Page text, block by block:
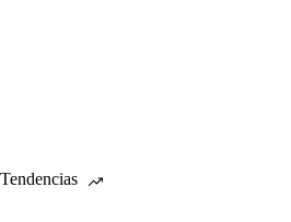
Tendencias